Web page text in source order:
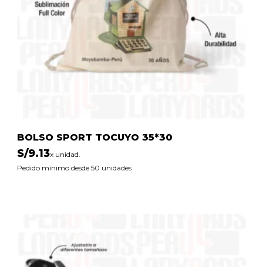
BOLSO SPORT TOCUYO 35*30
S/9.13x unidad.
Pedido mínimo desde 50 unidades